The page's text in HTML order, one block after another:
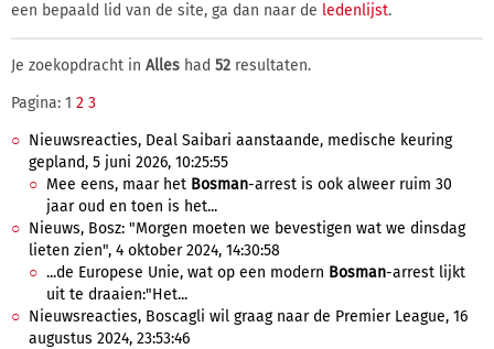
een bepaald lid van de site, ga dan naar de ledenlijst.
Je zoekopdracht in Alles had 52 resultaten.
Pagina: 1 2 3
Nieuwsreacties, Deal Saibari aanstaande, medische keuring
gepland, 5 juni 2026, 10:25:55
Mee eens, maar het Bosman-arrest is ook alweer ruim 30
jaar oud en toen is het...
Nieuws, Bosz: "Morgen moeten we bevestigen wat we dinsdag
lieten zien", 4 oktober 2024, 14:30:58
...de Europese Unie, wat op een modern Bosman-arrest lijkt
uit te draaien:"Het...
Nieuwsreacties, Boscagli wil graag naar de Premier League, 16
augustus 2024, 23:53:46